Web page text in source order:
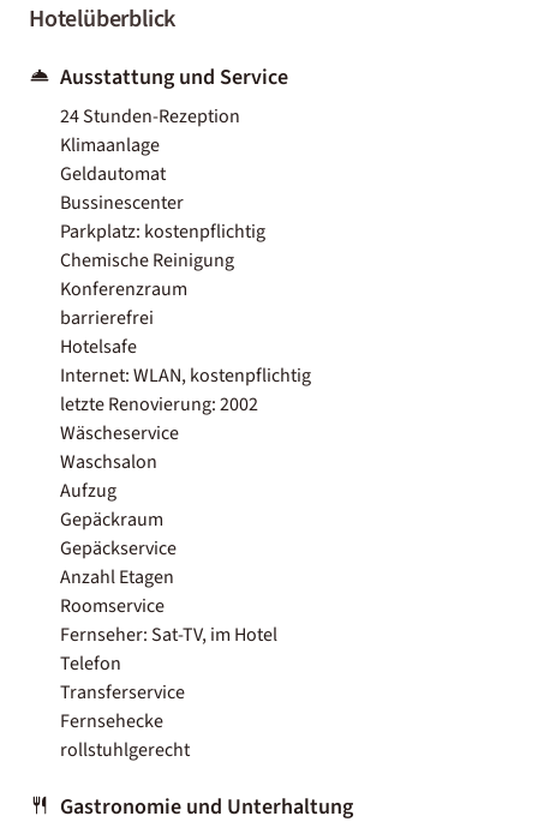
Hotelüberblick
Ausstattung und Service
24 Stunden-Rezeption
Klimaanlage
Geldautomat
Bussinescenter
Parkplatz: kostenpflichtig
Chemische Reinigung
Konferenzraum
barrierefrei
Hotelsafe
Internet: WLAN, kostenpflichtig
letzte Renovierung: 2002
Wäscheservice
Waschsalon
Aufzug
Gepäckraum
Gepäckservice
Anzahl Etagen
Roomservice
Fernseher: Sat-TV, im Hotel
Telefon
Transferservice
Fernsehecke
rollstuhlgerecht
Gastronomie und Unterhaltung